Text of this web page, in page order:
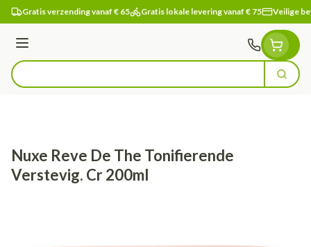
Ga naar de inhoud
Gratis verzending vanaf € 65 Gratis lokale levering vanaf € 75 Veilige
Menu
Product, merk, categorie... Zoek
Nuxe Reve De The Tonifierende
Verstevig. Cr 200ml